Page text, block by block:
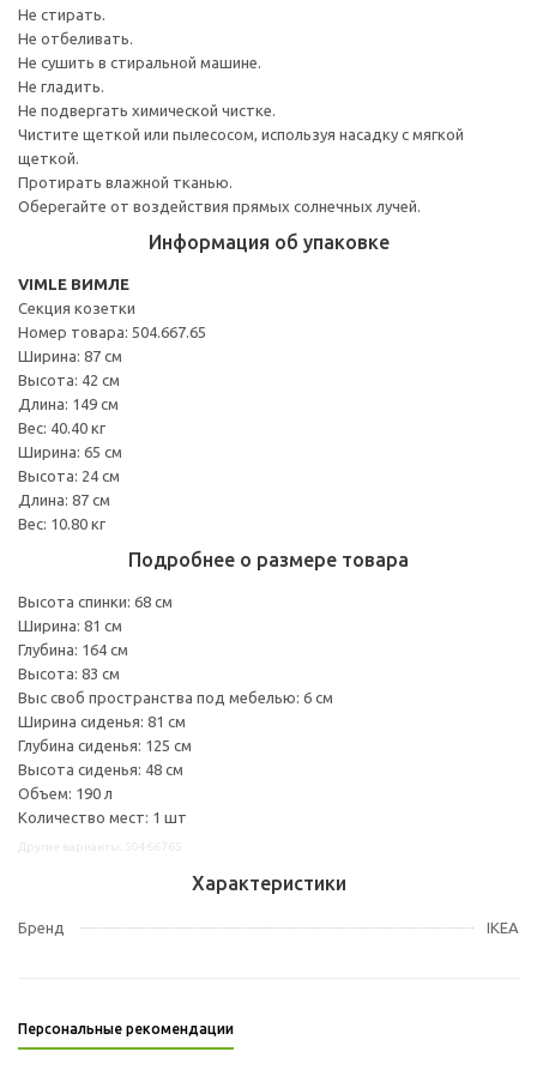
Не стирать.
Не отбеливать.
Не сушить в стиральной машине.
Не гладить.
Не подвергать химической чистке.
Чистите щеткой или пылесосом, используя насадку с мягкой
щеткой.
Протирать влажной тканью.
Оберегайте от воздействия прямых солнечных лучей.
Информация об упаковке
VIMLE ВИМЛЕ
Секция козетки
Номер товара: 504.667.65
Ширина: 87 см
Высота: 42 см
Длина: 149 см
Вес: 40.40 кг
Ширина: 65 см
Высота: 24 см
Длина: 87 см
Вес: 10.80 кг
Подробнее о размере товара
Высота спинки: 68 см
Ширина: 81 см
Глубина: 164 см
Высота: 83 см
Выс своб пространства под мебелью: 6 см
Ширина сиденья: 81 см
Глубина сиденья: 125 см
Высота сиденья: 48 см
Объем: 190 л
Количество мест: 1 шт
Характеристики
Бренд IKEA
Персональные рекомендации